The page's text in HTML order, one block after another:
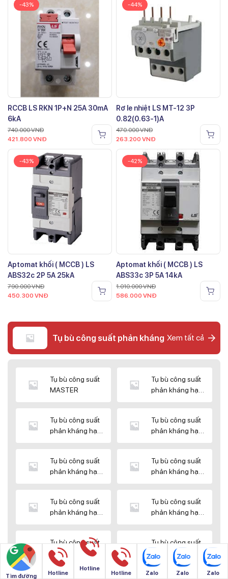
-43%
RCCB LS RKN 1P+N 25A 30mA
6kA
740.000VNĐ
421.800 VNĐ
-44%
Rơ le nhiệt LS MT-12 3P
0.82(0.63-1)A
470.000VNĐ
263.200 VNĐ
-43%
Aptomat khối ( MCCB ) LS
ABS32c 2P 5A 25kA
790.000VNĐ
450.300 VNĐ
-42%
Aptomat khối ( MCCB ) LS
ABS33c 3P 5A 14kA
1.010.000VNĐ
586.000 VNĐ
Tụ bù công suất phản kháng Xem tất cả
Tụ bù công suất
MASTER
Tụ bù công suất
phản kháng hạ
Tụ bù công suất
phản kháng hạ
Tụ bù công suất
phản kháng hạ
Tụ bù công suất
phản kháng hạ
Tụ bù công suất
phản kháng hạ
Tụ bù công suất
phản kháng hạ
Tụ bù công suất
phản kháng hạ
Tụ bù công suất
phản kháng hạ
thế SHIZUKI
Tụ bù công suất
phản kháng hạ
thế SINO
Tìm đường Hotline
Hotline
Hotline Zalo Zalo Zalo